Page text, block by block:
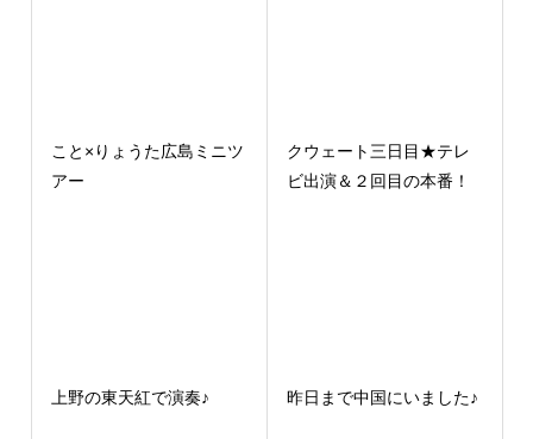
こと×りょうた広島ミニツ
アー
クウェート三日目★テレ
ビ出演＆２回目の本番！
上野の東天紅で演奏♪ 昨日まで中国にいました♪